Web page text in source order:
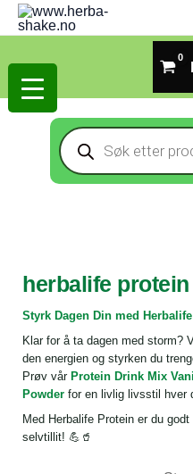
Hopp
rett
til
innholdet
Products
search
herbalife protein
Styrk Dagen Din med
Klar for å ta dagen med storm?
den energien og styrken du
Prøv vårProtein Drink Mix
Powder for en livlig livsstil hver
Med Herbalife Protein er du
selvtillit! 💪🥤